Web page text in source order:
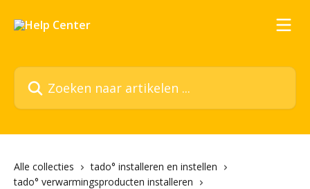
Zoeken naar artikelen ...
Alle collecties
tado° installeren en instellen
tado° verwarmingsproducten installeren